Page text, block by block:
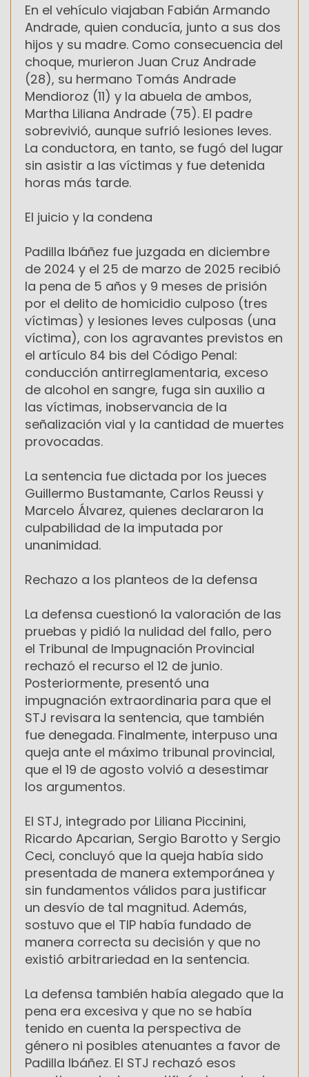
En el vehículo viajaban Fabián Armando
Andrade, quien conducía, junto a sus dos
hijos y su madre. Como consecuencia del
choque, murieron Juan Cruz Andrade
(28), su hermano Tomás Andrade
Mendioroz (11) y la abuela de ambos,
Martha Liliana Andrade (75). El padre
sobrevivió, aunque sufrió lesiones leves.
La conductora, en tanto, se fugó del lugar
sin asistir a las víctimas y fue detenida
horas más tarde.
El juicio y la condena
Padilla Ibáñez fue juzgada en diciembre
de 2024 y el 25 de marzo de 2025 recibió
la pena de 5 años y 9 meses de prisión
por el delito de homicidio culposo (tres
víctimas) y lesiones leves culposas (una
víctima), con los agravantes previstos en
el artículo 84 bis del Código Penal:
conducción antirreglamentaria, exceso
de alcohol en sangre, fuga sin auxilio a
las víctimas, inobservancia de la
señalización vial y la cantidad de muertes
provocadas.
La sentencia fue dictada por los jueces
Guillermo Bustamante, Carlos Reussi y
Marcelo Álvarez, quienes declararon la
culpabilidad de la imputada por
unanimidad.
Rechazo a los planteos de la defensa
La defensa cuestionó la valoración de las
pruebas y pidió la nulidad del fallo, pero
el Tribunal de Impugnación Provincial
rechazó el recurso el 12 de junio.
Posteriormente, presentó una
impugnación extraordinaria para que el
STJ revisara la sentencia, que también
fue denegada. Finalmente, interpuso una
queja ante el máximo tribunal provincial,
que el 19 de agosto volvió a desestimar
los argumentos.
El STJ, integrado por Liliana Piccinini,
Ricardo Apcarian, Sergio Barotto y Sergio
Ceci, concluyó que la queja había sido
presentada de manera extemporánea y
sin fundamentos válidos para justificar
un desvío de tal magnitud. Además,
sostuvo que el TIP había fundado de
manera correcta su decisión y que no
existió arbitrariedad en la sentencia.
La defensa también había alegado que la
pena era excesiva y que no se había
tenido en cuenta la perspectiva de
género ni posibles atenuantes a favor de
Padilla Ibáñez. El STJ rechazó esos